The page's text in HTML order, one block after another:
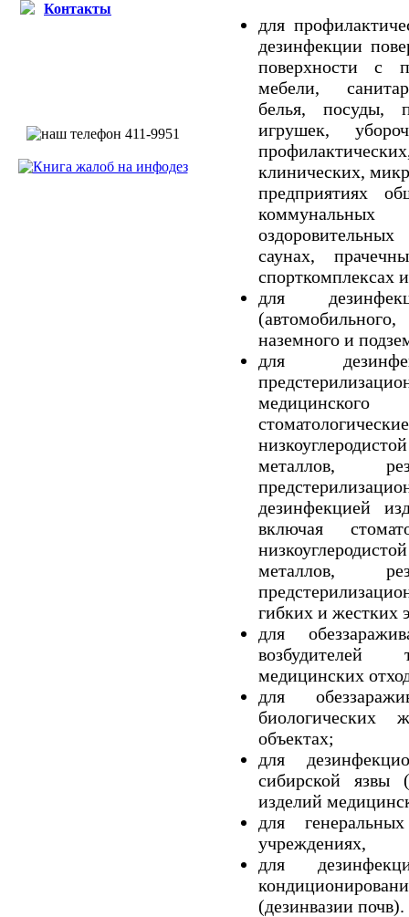
Контакты
для
дезинфекции
поверхности с
мебели,
белья, посуды,
игрушек,
клинических,
предприятиях
саунах,
спорткомплексах
для
наземного и
для
металлов,
дезинфекцией
включая
металлов,
гибких и жестких
для
возбудителей
медицинских
для
биологических
объектах;
для
сибирской язвы
изделий
для
учреждениях,
для
(дезинвазии почв).